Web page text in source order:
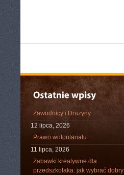
Zawodnicy i Drużyny
12 lipca, 2026
Prawo wolontariatu
11 lipca, 2026
Zabawki kreatywne dla
przedszkolaka: jak wybrać dobry